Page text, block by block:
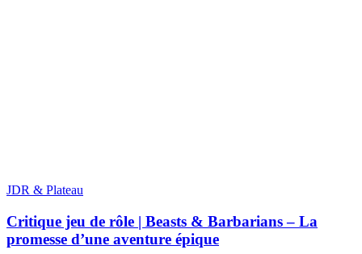
JDR & Plateau
Critique jeu de rôle | Beasts & Barbarians – La
promesse d’une aventure épique